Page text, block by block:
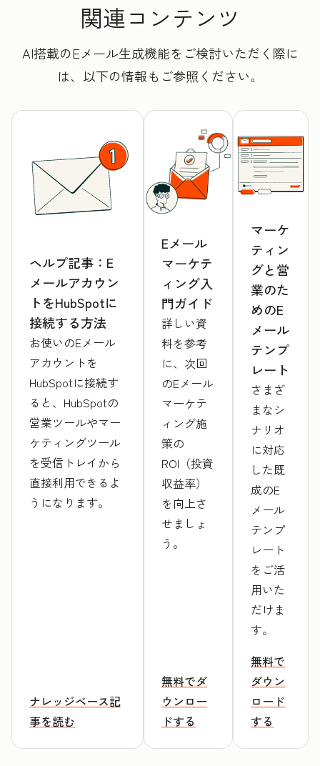
関連コンテンツ
AI搭載のEメール生成機能をご検討いただく際に
は、以下の情報もご参照ください。
ヘルプ記事：E
メールアカウン
トをHubSpotに
接続する方法
お使いのEメール
アカウントを
HubSpotに接続す
ると、HubSpotの
営業ツールやマー
ケティングツール
を受信トレイから
直接利用できるよ
うになります。
ナレッジベース記
事を読む
Eメール
マーケテ
ィング入
門ガイド
詳しい資
料を参考
に、次回
のEメール
マーケテ
ィング施
策の
ROI（投資
収益率）
を向上さ
せましょ
う。
無料でダ
ウンロー
ドする
マーケ
ティン
グと営
業のた
めのE
メール
テンプ
レート
さまざ
まなシ
ナリオ
に対応
した既
成のE
メール
テンプ
レート
をご活
用いた
だけま
す。
無料で
ダウン
ロード
する